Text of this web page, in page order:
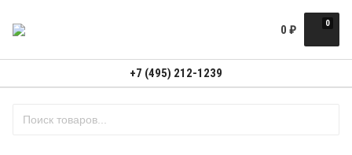
0
0 ₽
+7 (495) 212-1239